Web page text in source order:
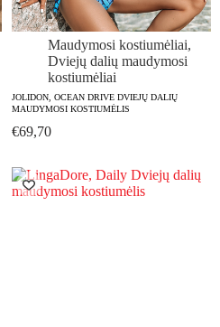
Maudymosi kostiumėliai,
Dviejų dalių maudymosi
kostiumėliai
JOLIDON, OCEAN DRIVE DVIEJŲ DALIŲ
MAUDYMOSI KOSTIUMĖLIS
€69,70